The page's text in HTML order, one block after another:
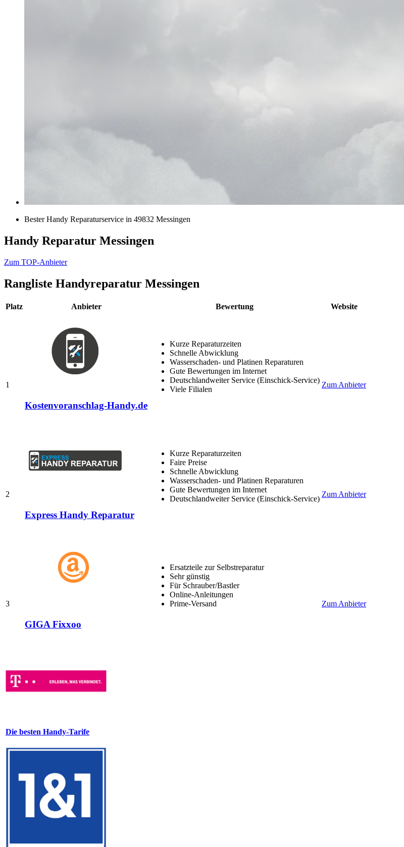
Bester Handy Reparaturservice in 49832 Messingen
Handy Reparatur Messingen
Zum TOP-Anbieter
Rangliste Handyreparatur Messingen
Platz Anbieter Bewertung Website
1
Kostenvoranschlag-Handy.de
Kurze Reparaturzeiten
Schnelle Abwicklung
Wasserschaden- und Platinen Reparaturen
Gute Bewertungen im Internet
Deutschlandweiter Service (Einschick-Service)
Viele Filialen
Zum Anbieter
2
Express Handy Reparatur
Kurze Reparaturzeiten
Faire Preise
Schnelle Abwicklung
Wasserschaden- und Platinen Reparaturen
Gute Bewertungen im Internet
Deutschlandweiter Service (Einschick-Service)
Zum Anbieter
3
GIGA Fixxoo
Ersatzteile zur Selbstreparatur
Sehr günstig
Für Schrauber/Bastler
Online-Anleitungen
Prime-Versand
Zum Anbieter
Die besten Handy-Tarife